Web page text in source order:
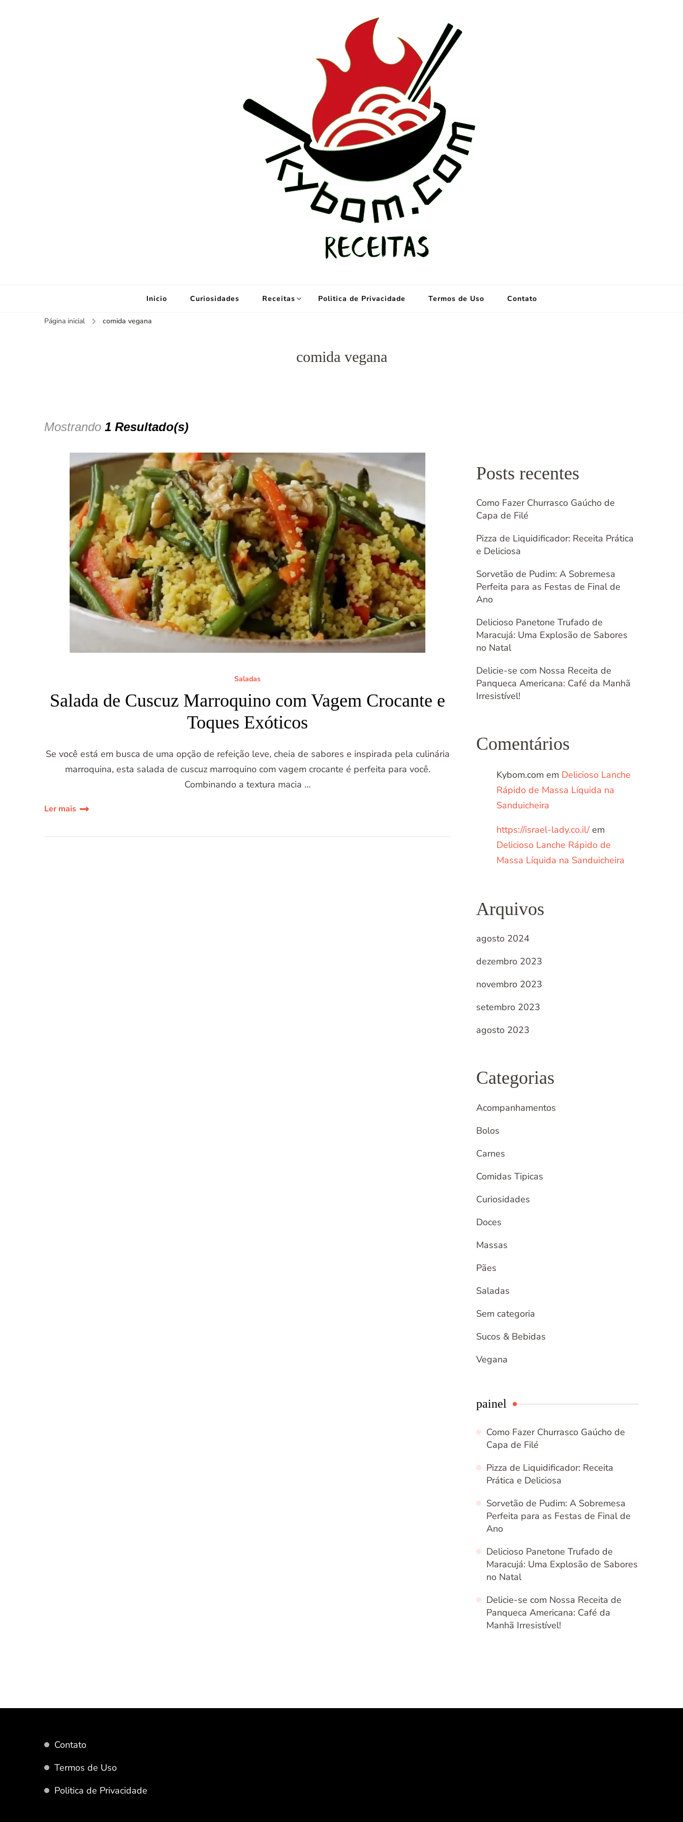
Inicio Curiosidades Receitas Politica de Privacidade Termos de Uso Contato
Página inicial comida vegana
comida vegana
Mostrando 1 Resultado(s)
Saladas
Salada de Cuscuz Marroquino com Vagem Crocante e
Toques Exóticos
Se você está em busca de uma opção de refeição leve, cheia de sabores e inspirada pela culinária
marroquina, esta salada de cuscuz marroquino com vagem crocante é perfeita para você.
Combinando a textura macia …
Ler mais
Posts recentes
Como Fazer Churrasco Gaúcho de
Capa de Filé
Pizza de Liquidificador: Receita Prática
e Deliciosa
Sorvetão de Pudim: A Sobremesa
Perfeita para as Festas de Final de
Ano
Delicioso Panetone Trufado de
Maracujá: Uma Explosão de Sabores
no Natal
Delicie-se com Nossa Receita de
Panqueca Americana: Café da Manhã
Irresistível!
Comentários
Kybom.com em Delicioso Lanche
Rápido de Massa Líquida na
Sanduicheira
https://israel-lady.co.il/em
Delicioso Lanche Rápido de
Massa Líquida na Sanduicheira
Arquivos
agosto 2024
dezembro 2023
novembro 2023
setembro 2023
agosto 2023
Categorias
Acompanhamentos
Bolos
Carnes
Comidas Tipicas
Curiosidades
Doces
Massas
Pães
Saladas
Sem categoria
Sucos & Bebidas
Vegana
painel
Como Fazer Churrasco Gaúcho de
Capa de Filé
Pizza de Liquidificador: Receita
Prática e Deliciosa
Sorvetão de Pudim: A Sobremesa
Perfeita para as Festas de Final de
Ano
Delicioso Panetone Trufado de
Maracujá: Uma Explosão de Sabores
no Natal
Delicie-se com Nossa Receita de
Panqueca Americana: Café da
Manhã Irresistível!
Contato
Termos de Uso
Politica de Privacidade